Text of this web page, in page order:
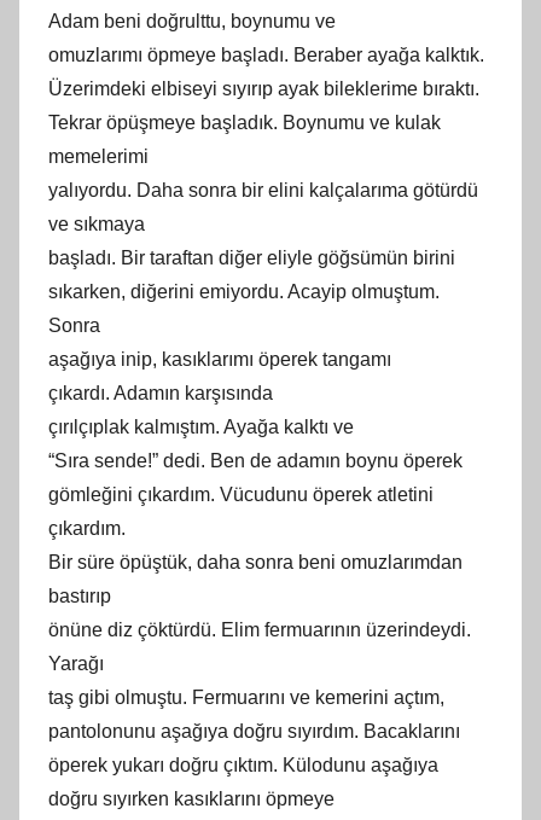
Adam beni doğrulttu, boynumu ve
omuzlarımı öpmeye başladı. Beraber ayağa kalktık.
Üzerimdeki elbiseyi sıyırıp ayak bileklerime bıraktı.
Tekrar öpüşmeye başladık. Boynumu ve kulak
memelerimi
yalıyordu. Daha sonra bir elini kalçalarıma götürdü
ve sıkmaya
başladı. Bir taraftan diğer eliyle göğsümün birini
sıkarken, diğerini emiyordu. Acayip olmuştum.
Sonra
aşağıya inip, kasıklarımı öperek tangamı
çıkardı. Adamın karşısında
çırılçıplak kalmıştım. Ayağa kalktı ve
“Sıra sende!” dedi. Ben de adamın boynu öperek
gömleğini çıkardım. Vücudunu öperek atletini
çıkardım.
Bir süre öpüştük, daha sonra beni omuzlarımdan
bastırıp
önüne diz çöktürdü. Elim fermuarının üzerindeydi.
Yarağı
taş gibi olmuştu. Fermuarını ve kemerini açtım,
pantolonunu aşağıya doğru sıyırdım. Bacaklarını
öperek yukarı doğru çıktım. Külodunu aşağıya
doğru sıyırken kasıklarını öpmeye